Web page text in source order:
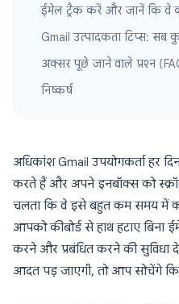
ईमेल ट्रैक करें और जानें कि वे
Gmail उत्पादकता टिप्स:
अक्सर पूछे जाने वाले प्रश्न
निष्कर्ष
अधिकांश Gmail उपयोगकर्ता हर
करते हैं और अपने इनबॉक्स को
चलता कि वे इसे बहुत कम समय में
आपको कीबोर्ड से हाथ हटाए
करने और प्रबंधित करने की
आदत पड़ जाएगी, तो आप सोचेंगे